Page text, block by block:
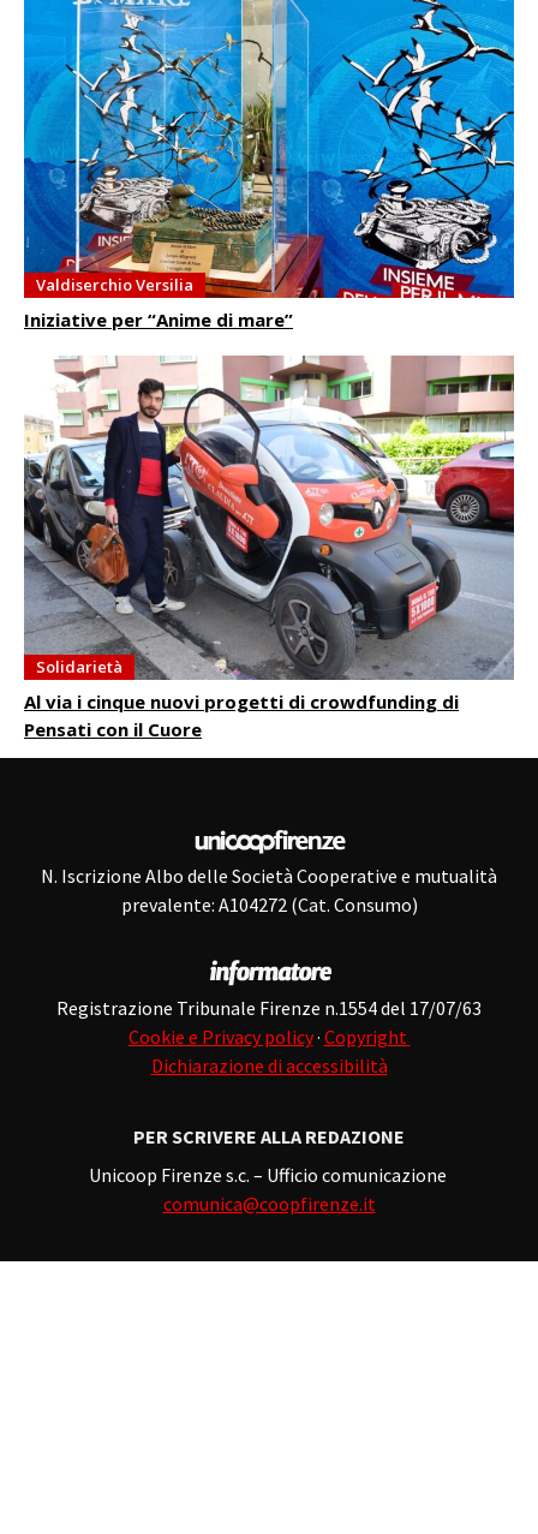
Valdiserchio Versilia
Iniziative per “Anime di mare”
Solidarietà
Al via i cinque nuovi progetti di crowdfunding di
Pensati con il Cuore
N. Iscrizione Albo delle Società Cooperative e mutualità
prevalente: A104272 (Cat. Consumo)
Registrazione Tribunale Firenze n.1554 del 17/07/63
Cookie e Privacy policy· Copyright
Dichiarazione di accessibilità
PER SCRIVERE ALLA REDAZIONE
Unicoop Firenze s.c. – Ufficio comunicazione
comunica@coopfirenze.it